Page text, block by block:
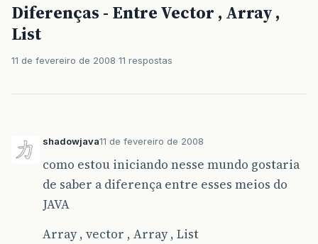
Diferenças - Entre Vector , Array ,
List
11 de fevereiro de 2008 11 respostas
shadowjava11 de fevereiro de 2008
como estou iniciando nesse mundo gostaria
de saber a diferença entre esses meios do
JAVA
Array , vector , Array , List